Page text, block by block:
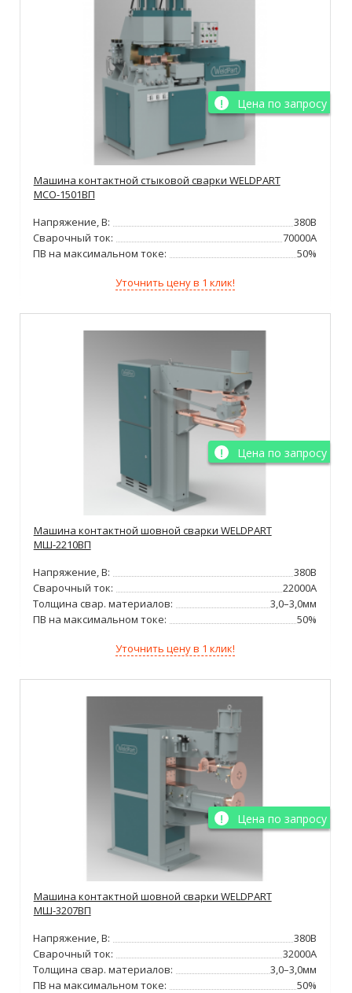
Цена по запросу
Машина контактной стыковой сварки WELDPART
МСО-1501ВП
Напряжение, В:
380В
Сварочный ток:
70000А
ПВ на максимальном токе:
50%
Уточнить цену в 1 клик!
Цена по запросу
Машина контактной шовной сварки WELDPART
МШ-2210ВП
Напряжение, В:
380В
Сварочный ток:
22000А
Толщина свар. материалов:
3,0–3,0мм
ПВ на максимальном токе:
50%
Уточнить цену в 1 клик!
Цена по запросу
Машина контактной шовной сварки WELDPART
МШ-3207ВП
Напряжение, В:
380В
Сварочный ток:
32000А
Толщина свар. материалов:
3,0–3,0мм
ПВ на максимальном токе:
50%